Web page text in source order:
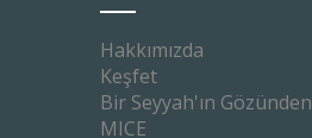
Hakkımızda
Keşfet
Bir Seyyah'ın Gözünden
MICE